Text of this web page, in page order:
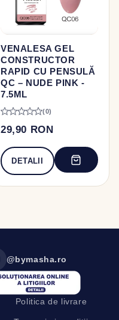
VENALESA GEL
CONSTRUCTOR
RAPID CU PENSULĂ
QC – NUDE PINK -
7.5ML
(0)
29,90 RON
DETALII
Politica de livrare
@bymasha.ro